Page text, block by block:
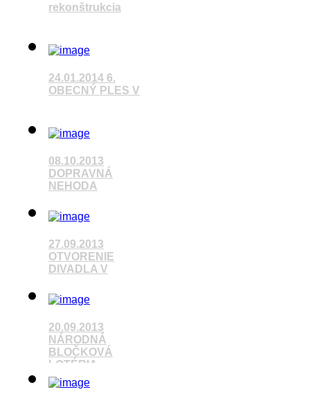
rekonštrukcia
24.01.2014 6.
OBECNÝ PLES V
08.10.2013
DOPRAVNÁ
NEHODA
Pozrieť video
27.09.2013
OTVORENIE
DIVADLA V
Pozrieť video
20.09.2013
NÁRODNÁ
BLOČKOVÁ
LOTÉRIA